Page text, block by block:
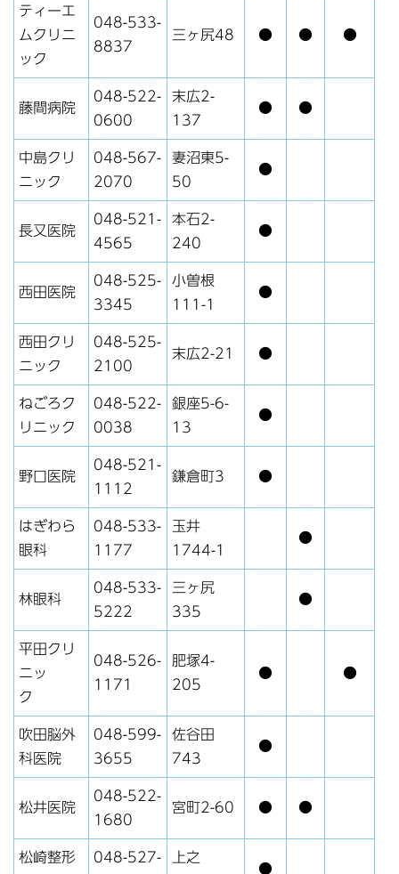
ティーエ
ムクリニ
ック
048-533-
8837
三ヶ尻48 ● ● ●
藤間病院
048-522-
0600
末広2-
137
● ●
中島クリ
ニック
048-567-
2070
妻沼東5-
50
●
長又医院
048-521-
4565
本石2-
240
●
西田医院
048-525-
3345
小曽根
111-1
●
西田クリ
ニック
048-525-
2100
末広2-21 ●
ねごろク
リニック
048-522-
0038
銀座5-6-
13
●
野口医院
048-521-
1112
鎌倉町3 ●
はぎわら
眼科
048-533-
1177
玉井
1744-1
●
林眼科
048-533-
5222
三ヶ尻
335
●
平田クリ
ニッ
ク
048-526-
1171
肥塚4-
205
● ●
吹田脳外
科医院
048-599-
3655
佐谷田
743
●
松井医院
048-522-
1680
宮町2-60 ● ●
松崎整形 048-527-
上之
●